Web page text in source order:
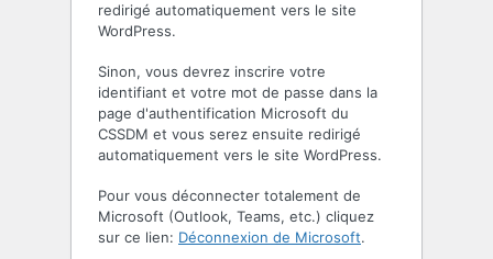
redirigé automatiquement vers le site
WordPress.
Sinon, vous devrez inscrire votre
identifiant et votre mot de passe dans la
page d'authentification Microsoft du
CSSDM et vous serez ensuite redirigé
automatiquement vers le site WordPress.
Pour vous déconnecter totalement de
Microsoft (Outlook, Teams, etc.) cliquez
sur ce lien: Déconnexion de Microsoft.